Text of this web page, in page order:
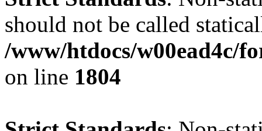
should not be called
/www/htdocs/w00ead4c/
on line 1804